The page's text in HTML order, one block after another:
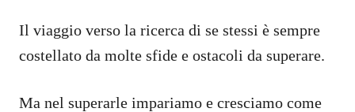
Il viaggio verso la ricerca di se stessi è sempre
costellato da molte sfide e ostacoli da superare.
Ma nel superarle impariamo e cresciamo come